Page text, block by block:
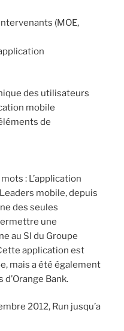
(MOE,
des utilisateurs
mobile
de
: L’application
mobile, depuis
des seules
une
au SI du Groupe
application est
mais a été également
Bank.
2012, Run jusqu’a